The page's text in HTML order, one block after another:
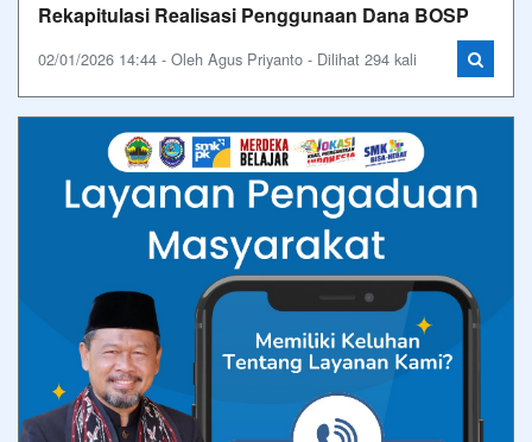
Rekapitulasi Realisasi Penggunaan Dana BOSP
02/01/2026 14:44 - Oleh Agus Priyanto - Dilihat 294 kali